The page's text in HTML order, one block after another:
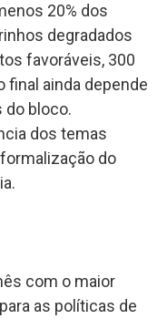
20% dos
degradados
favoráveis, 300
final ainda depende
do bloco.
dos temas
do
com o maior
as políticas de